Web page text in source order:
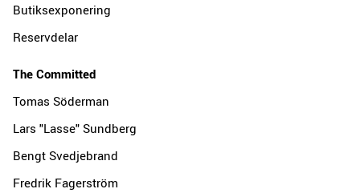
Butiksexponering
Reservdelar
The Committed
Tomas Söderman
Lars "Lasse" Sundberg
Bengt Svedjebrand
Fredrik Fagerström